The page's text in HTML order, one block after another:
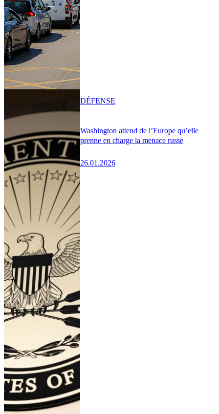
Washington attend de l’Europe qu’elle
prenne en charge la menace russe
26.01.2026
DÉFENSE